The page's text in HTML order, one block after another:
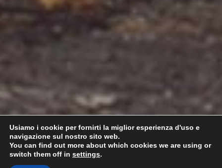
Usiamo i cookie per fornirti la miglior esperienza d'uso e
navigazione sul nostro sito web.
You can find out more about which cookies we are using or
switch them off in settings.